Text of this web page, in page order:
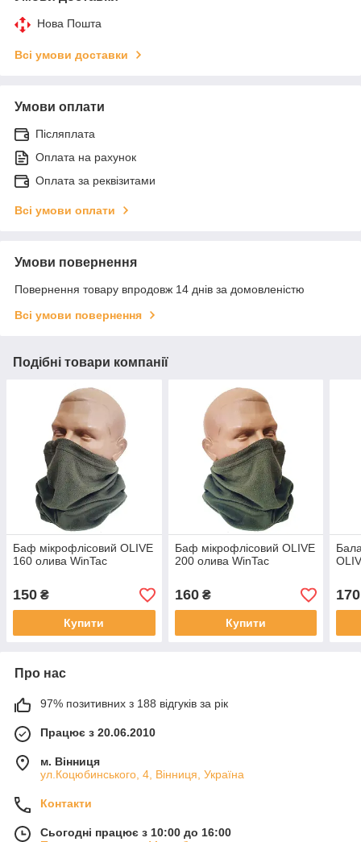
Нова Пошта
Всі умови доставки
Умови оплати
Післяплата
Оплата на рахунок
Оплата за реквізитами
Всі умови оплати
Умови повернення
Повернення товару впродовж 14 днів за домовленістю
Всі умови повернення
Подібні товари компанії
Баф мікрофлісовий OLIVE
160 олива WinTac
150 ₴
Купити
Баф мікрофлісовий OLIVE
200 олива WinTac
160₴
Купити
170
Про нас
97% позитивних з 188 відгуків за рік
Працює з 20.06.2010
м. Вінниця
ул.Коцюбинського, 4, Вінниця, Україна
Контакти
Сьогодні працює з 10:00 до 16:00